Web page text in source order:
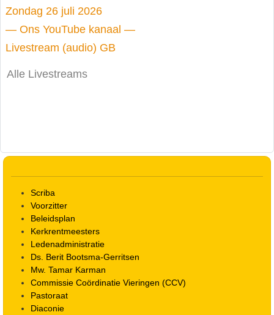
Zondag 26 juli 2026
— Ons YouTube kanaal —
Livestream (audio) GB
Alle Livestreams
Scriba
Voorzitter
Beleidsplan
Kerkrentmeesters
Ledenadministratie
Ds. Berit Bootsma-Gerritsen
Mw. Tamar Karman
Commissie Coördinatie Vieringen (CCV)
Pastoraat
Diaconie